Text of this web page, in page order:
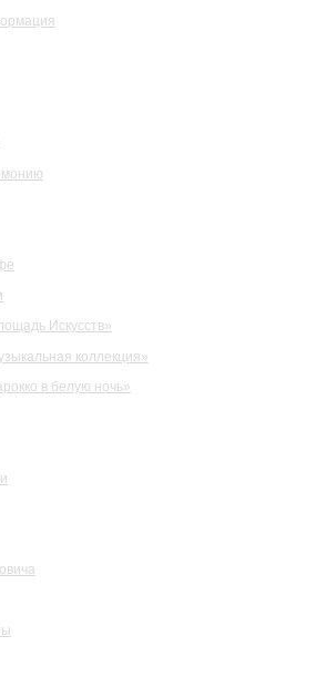
Искусств»
коллекция»
в белую ночь»